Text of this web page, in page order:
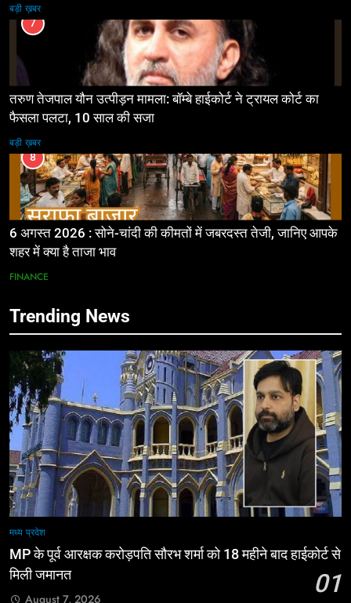
बड़ी ख़बर
7
तरुण तेजपाल यौन उत्पीड़न मामला: बॉम्बे हाईकोर्ट ने ट्रायल कोर्ट का
फैसला पलटा, 10 साल की सजा
बड़ी ख़बर
8
6 अगस्त 2026 : सोने-चांदी की कीमतों में जबरदस्त तेजी, जानिए आपके
शहर में क्या है ताजा भाव
FINANCE
Trending News
मध्य प्रदेश
MP के पूर्व आरक्षक करोड़पति सौरभ शर्मा को 18 महीने बाद हाईकोर्ट से
मिली जमानत
01
August 7, 2026